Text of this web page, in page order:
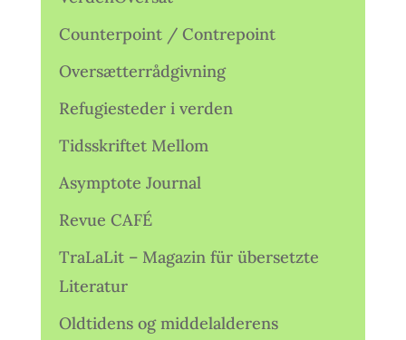
Counterpoint / Contrepoint
Oversætterrådgivning
Refugiesteder i verden
Tidsskriftet Mellom
Asymptote Journal
Revue CAFÉ
TraLaLit – Magazin für übersetzte
Literatur
Oldtidens og middelalderens